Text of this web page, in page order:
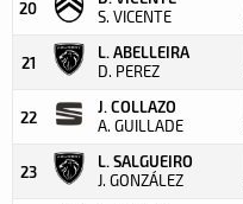
20 S. VICENTE
21
L. ABELLEIRA
D. PEREZ
22
J. COLLAZO
A. GUILLADE
23
L. SALGUEIRO
J. GONZÁLEZ